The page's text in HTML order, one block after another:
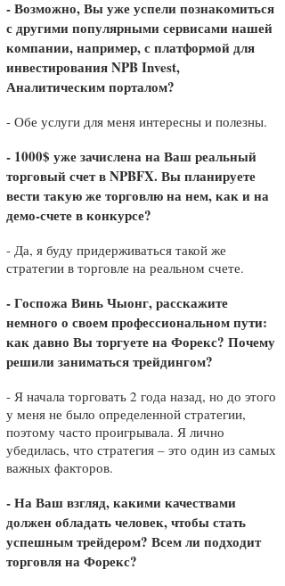
- Возможно, Вы уже успели познакомиться
с другими популярными сервисами нашей
компании, например, с платформой для
инвестирования NPB Invest,
Аналитическим порталом?
- Обе услуги для меня интересны и полезны.
- 1000$ уже зачислена на Ваш реальный
торговый счет в NPBFX. Вы планируете
вести такую же торговлю на нем, как и на
демо-счете в конкурсе?
- Да, я буду придерживаться такой же
стратегии в торговле на реальном счете.
- Госпожа Винь Чыонг, расскажите
немного о своем профессиональном пути:
как давно Вы торгуете на Форекс? Почему
решили заниматься трейдингом?
- Я начала торговать 2 года назад, но до этого
у меня не было определенной стратегии,
поэтому часто проигрывала. Я лично
убедилась, что стратегия – это один из самых
важных факторов.
- На Ваш взгляд, какими качествами
должен обладать человек, чтобы стать
успешным трейдером? Всем ли подходит
торговля на Форекс?